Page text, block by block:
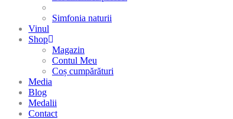
Simfonia naturii
Vinul
Shop
Magazin
Contul Meu
Coș cumpărături
Media
Blog
Medalii
Contact